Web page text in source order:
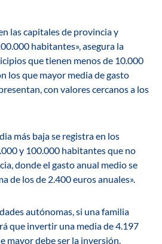
las capitales de provincia y
habitantes», asegura la
que tienen menos de 10.000
los que mayor media de gasto
con valores cercanos a los
más baja se registra en los
y 100.000 habitantes que no
donde el gasto anual medio se
de los de 2.400 euros anuales».
autónomas, si una familia
que invertir una media de 4.197
mayor debe ser la inversión,